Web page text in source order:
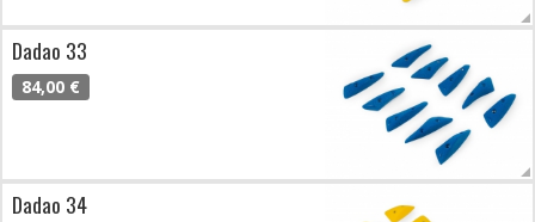
Dadao 33
84,00 €
Dadao 34